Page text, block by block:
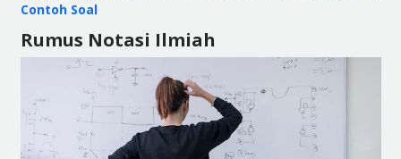
Contoh Soal
Rumus Notasi Ilmiah